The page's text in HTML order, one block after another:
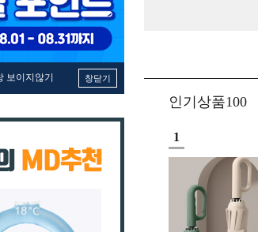
보이지않기 창닫기
인기상품100
1